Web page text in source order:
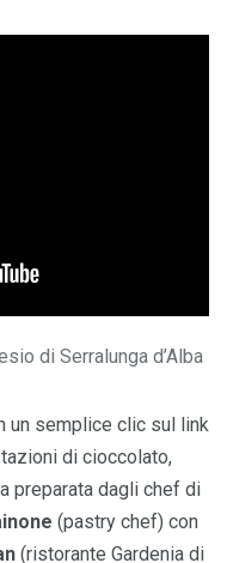
di Serralunga d’Alba
un semplice clic sul link
di cioccolato,
preparata dagli chef di
(pastry chef) con
(ristorante Gardenia di